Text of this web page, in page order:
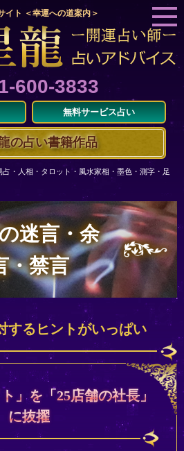
イト ＜幸運への道案内＞
600-3833
無料サービス占い
の占い書籍作品
・人相・タロット・風水家相・墨色・測字・足
迷言・余
・禁言
するヒントがいっぱい
」を「25店舗の社長」
に抜擢